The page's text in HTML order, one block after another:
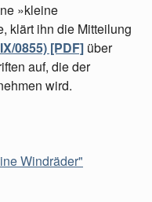
»kleine
klärt ihn die Mitteilung
0855) [PDF] über
auf, die der
wird.
Windräder"